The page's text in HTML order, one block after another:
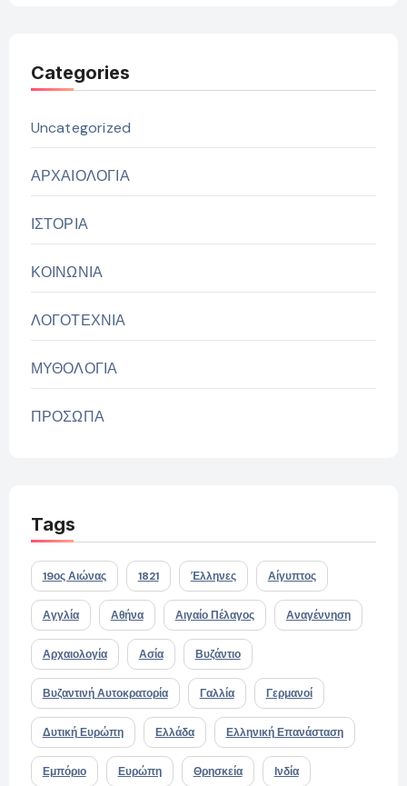
Categories
Uncategorized
ΑΡΧΑΙΟΛΟΓΙΑ
ΙΣΤΟΡΙΑ
ΚΟΙΝΩΝΙΑ
ΛΟΓΟΤΕΧΝΙΑ
ΜΥΘΟΛΟΓΙΑ
ΠΡΟΣΩΠΑ
Tags
19ος Αιώνας 1821 Έλληνες Αίγυπτος
Αγγλία Αθήνα Αιγαίο Πέλαγος Αναγέννηση
Αρχαιολογία Ασία Βυζάντιο
Βυζαντινή Αυτοκρατορία Γαλλία Γερμανοί
Δυτική Ευρώπη Ελλάδα Ελληνική Επανάσταση
Εμπόριο Ευρώπη Θρησκεία Ινδία